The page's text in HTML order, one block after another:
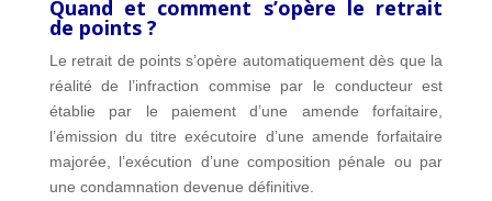
Quand et comment s’opère le retrait
de points ?
Le retrait de points s’opère automatiquement dès que la
réalité de l’infraction commise par le conducteur est
établie par le paiement d’une amende forfaitaire,
l’émission du titre exécutoire d’une amende forfaitaire
majorée, l’exécution d’une composition pénale ou par
une condamnation devenue définitive.